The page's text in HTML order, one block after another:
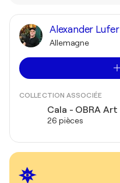
Alexander Lufer
Allemagne
COLLECTION ASSOCIÉE
Cala - OBRA Art
26 pièces